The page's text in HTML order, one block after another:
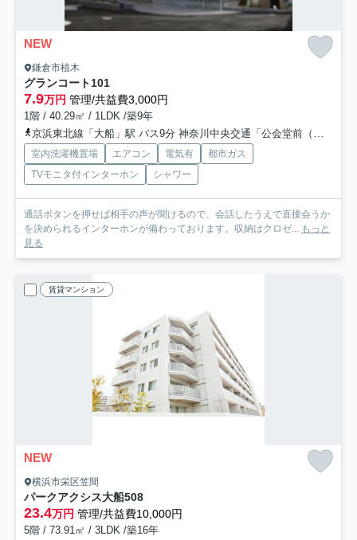
NEW
鎌倉市植木
グランコート101
7.9万円 管理/共益費3,000円
1階 / 40.29㎡ / 1LDK /築9年
京浜東北線「大船」駅 バス9分 神奈川中央交通「公会堂前（鎌倉市）」 停歩11分
室内洗濯機置場 エアコン 電気有
都市ガス
TVモニタ付インターホン
シャワー
通話ボタンを押せば相手の声が聞けるので、会話したうえで直接会うか
を決められるインターホンが備わっております。収納はクロゼ... もっと
見る
賃貸マンション
NEW
横浜市栄区笠間
パークアクシス大船508
23.4万円 管理/共益費10,000円
5階 / 73.91㎡ / 3LDK /築16年